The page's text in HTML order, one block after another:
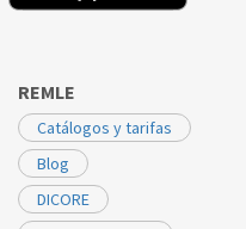
REMLE
Catálogos y tarifas
Blog
DICORE